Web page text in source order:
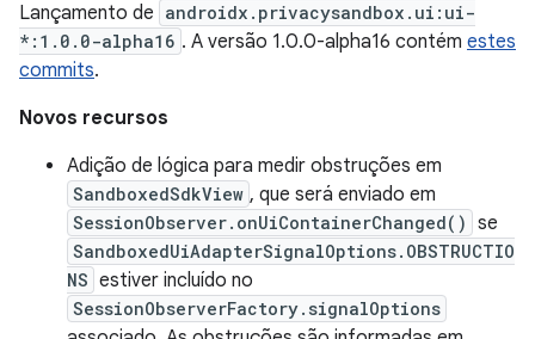
Lançamento de androidx.privacysandbox.ui:ui-
*:1.0.0-alpha16 . A versão 1.0.0-alpha16 contém estes
commits.
Novos recursos
Adição de lógica para medir obstruções em
SandboxedSdkView , que será enviado em
SessionObserver.onUiContainerChanged() se
SandboxedUiAdapterSignalOptions.OBSTRUCTIO
NS estiver incluído no
SessionObserverFactory.signalOptions